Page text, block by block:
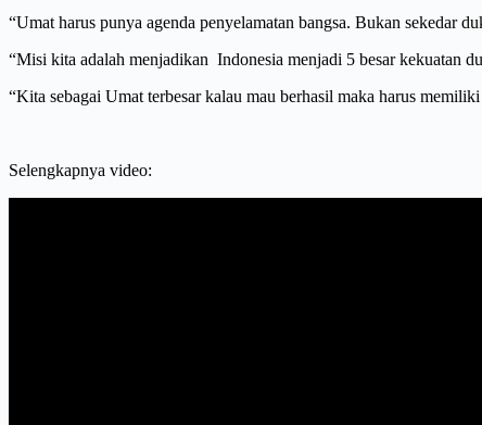
“Umat harus punya agenda penyelamatan bangsa. Bukan sekedar
“Misi kita adalah menjadikan Indonesia menjadi 5 besar kekuatan
“Kita sebagai Umat terbesar kalau mau berhasil maka harus
Selengkapnya video: